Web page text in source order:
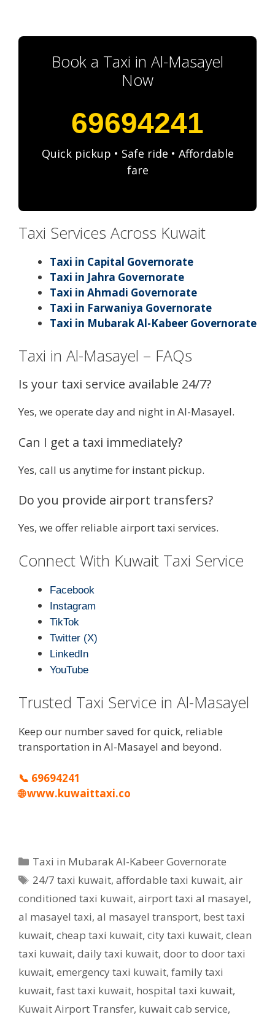
Book a Taxi in Al-Masayel
Now
69694241
Quick pickup • Safe ride • Affordable
fare
Taxi Services Across Kuwait
Taxi in Capital Governorate
Taxi in Jahra Governorate
Taxi in Ahmadi Governorate
Taxi in Farwaniya Governorate
Taxi in Mubarak Al-Kabeer Governorate
Taxi in Al-Masayel – FAQs
Is your taxi service available 24/7?
Yes, we operate day and night in Al-Masayel.
Can I get a taxi immediately?
Yes, call us anytime for instant pickup.
Do you provide airport transfers?
Yes, we offer reliable airport taxi services.
Connect With Kuwait Taxi Service
Facebook
Instagram
TikTok
Twitter (X)
LinkedIn
YouTube
Trusted Taxi Service in Al-Masayel
Keep our number saved for quick, reliable
transportation in Al-Masayel and beyond.
📞 69694241
🌐www.kuwaittaxi.co
Categories
Taxi in Mubarak Al-Kabeer Governorate
Tags
24/7 taxi kuwait,affordable taxi kuwait,air
conditioned taxi kuwait, airport taxi al masayel,
al masayel taxi, al masayel transport, best taxi
kuwait, cheap taxi kuwait, city taxi kuwait, clean
taxi kuwait, daily taxi kuwait, door to door taxi
kuwait, emergency taxi kuwait, family taxi
kuwait, fast taxi kuwait, hospital taxi kuwait,
Kuwait Airport Transfer, kuwait cab service,